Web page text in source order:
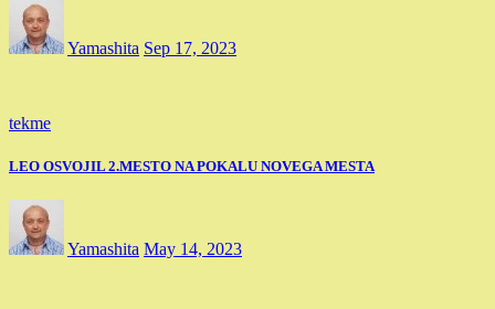
Yamashita Sep 17, 2023
tekme
LEO OSVOJIL 2.MESTO NA POKALU NOVEGA MESTA
Yamashita May 14, 2023